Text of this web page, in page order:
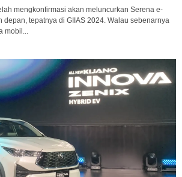
mengkonfirmasi akan meluncurkan Serena e-
depan, tepatnya di GIIAS 2024. Walau sebenarnya